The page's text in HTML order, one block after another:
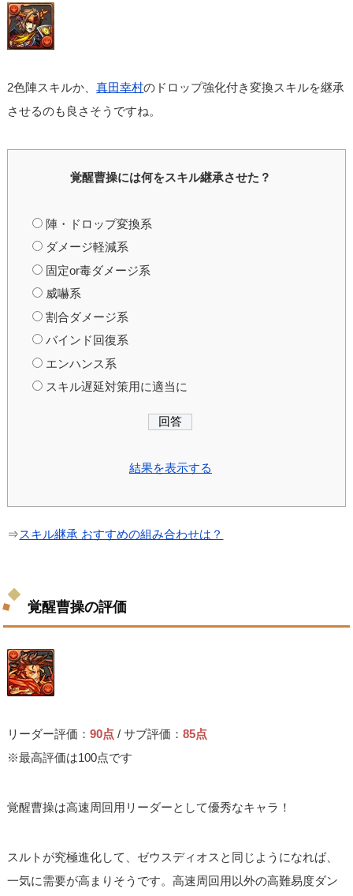
2色陣スキルか、真田幸村のドロップ強化付き変換スキルを継承
させるのも良さそうですね。
覚醒曹操には何をスキル継承させた？
陣・ドロップ変換系
ダメージ軽減系
固定or毒ダメージ系
威嚇系
割合ダメージ系
バインド回復系
エンハンス系
スキル遅延対策用に適当に
結果を表示する
⇒スキル継承 おすすめの組み合わせは？
覚醒曹操の評価
リーダー評価：90点 / サブ評価：85点
※最高評価は100点です
覚醒曹操は高速周回用リーダーとして優秀なキャラ！
スルトが究極進化して、ゼウスディオスと同じようになれば、
一気に需要が高まりそうです。高速周回用以外の高難易度ダン